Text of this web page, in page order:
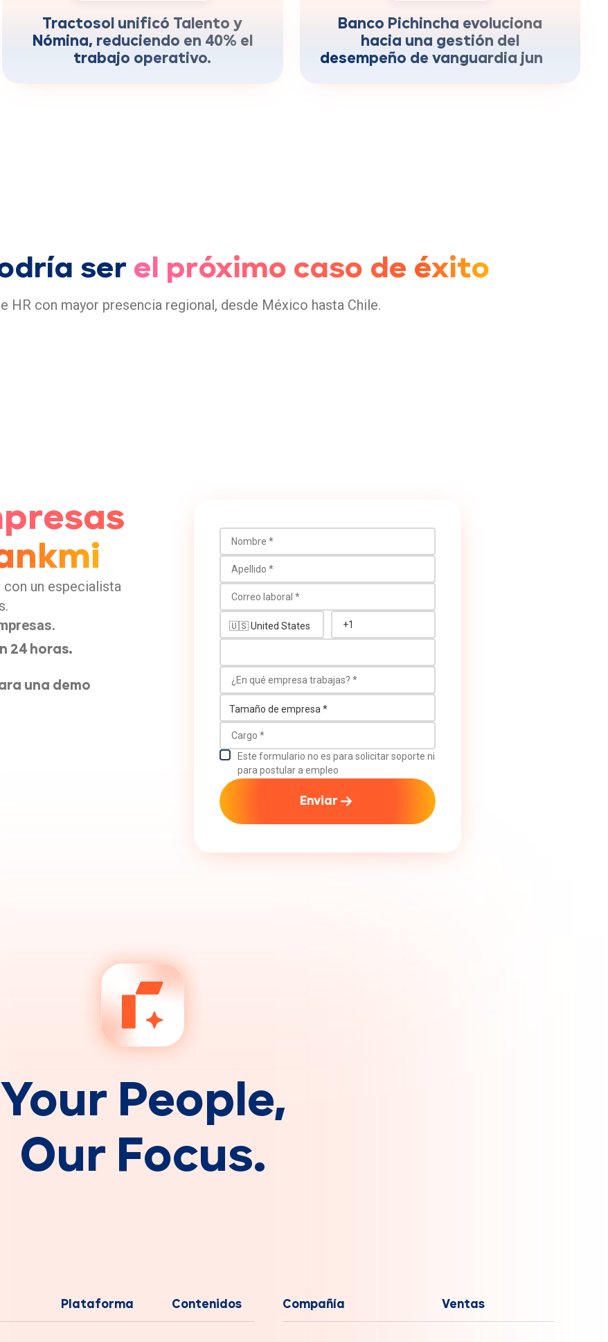
-40%
Tractosol unificó Talento y
Nómina, reduciendo en 40% el
trabajo operativo.
-70%
evaluación
Banco Pichincha evoluciona
hacia una gestión del
desempeño de vanguardia junto
ser el próximo caso de éxito
HR con mayor presencia regional, desde México hasta Chile.
con un especialista
24 horas.
una demo
Este formulario no es para solicitar soporte ni
para postular a empleo
Enviar
Your Peop e,
Our Focus.
Plataforma Contenidos Compañía Ventas